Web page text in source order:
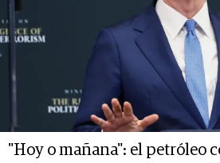
"Hoy o mañana": el petróleo